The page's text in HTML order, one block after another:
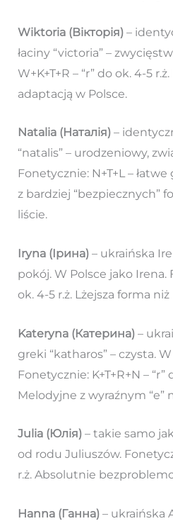
Wiktoria (Вікторія)–
łaciny “victoria” –
W+K+T+R – “r” do ok. 4-5
adaptacją w Polsce.
Natalia (Наталія)–
“natalis” – urodzeniowy,
Fonetycznie: N+T+L – łatwe
z bardziej “bezpiecznych”
liście.
Iryna (Ірина)– ukraińska
pokój. W Polsce jako Irena.
ok. 4-5 r.ż. Lżejsza forma
Kateryna (Катерина)–
greki “katharos” – czysta.
Fonetycznie: K+T+R+N – “r”
Melodyjne z wyraźnym “e”
Julia (Юлія)– takie samo
od rodu Juliuszów.
r.ż. Absolutnie
Hanna (Ганна)– ukraińska